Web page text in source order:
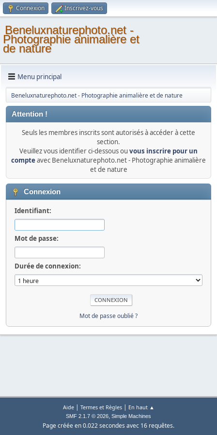
Connexion Inscrivez-vous
Beneluxnaturephoto.net -
Photographie animalière et
de nature
Menu principal
Beneluxnaturephoto.net - Photographie animalière et de nature
Attention !
Seuls les membres inscrits sont autorisés à accéder à cette
section.
Veuillez vous identifier ci-dessous ou vous inscrire pour un
compteavec Beneluxnaturephoto.net - Photographie animalière
et de nature
Connexion
Identifiant:
Mot de passe:
Durée de connexion:
Mot de passe oublié ?
Aide| Termes et Règles| En haut ▲
SMF 2.1.7 © 2026, Simple Machines
Page créée en 0.022 secondes avec 16 requêtes.